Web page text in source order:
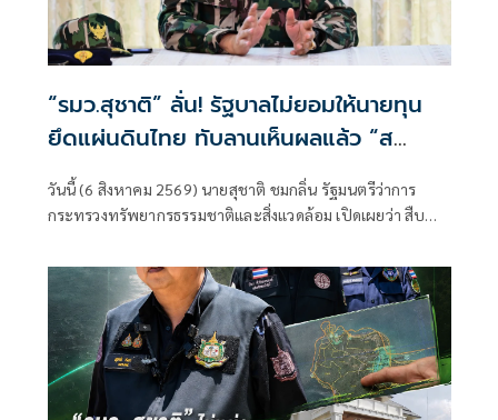
“รมว.สุชาติ” ลั่น! รัฐบาลไม่ยอมให้นายทุน
ยึดแผ่นดินไทย ทับลานเห็นผลแล้ว “ส
ตาร์เวลล์ การ์เด้นโฮม” รื้อเองคืบ 40%
เตือนผู้ฝ่าฝืนเจอมาตรการทางกฎหมาย
วันนี้ (6 สิงหาคม 2569) นายสุชาติ ชมกลิ่น รัฐมนตรีว่าการ
กระทรวงทรัพยากรธรรมชาติและสิ่งแวดล้อม เปิดเผยว่า สืบ
นครราชสีมา